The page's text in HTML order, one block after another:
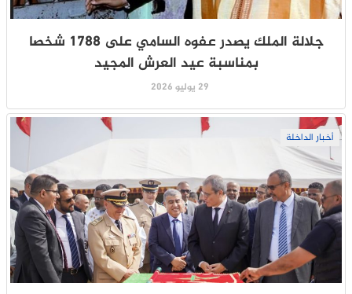
جلالة الملك يصدر عفوه السامي على 1788 شخصا
بمناسبة عيد العرش المجيد
29 يوليو 2026
أخبار الداخلة